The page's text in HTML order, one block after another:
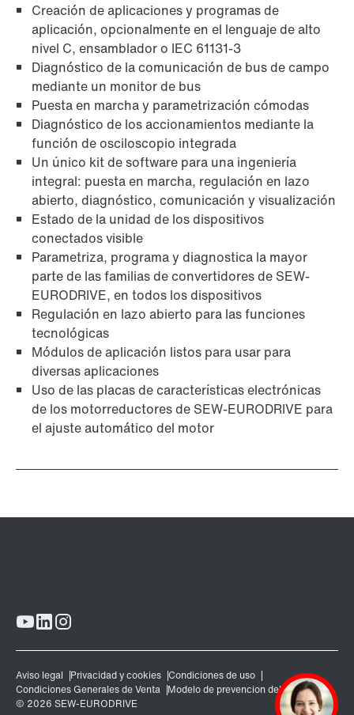
Creación de aplicaciones y programas de
aplicación, opcionalmente en el lenguaje de alto
nivel C, ensamblador o IEC 61131-3
Diagnóstico de la comunicación de bus de campo
mediante un monitor de bus
Puesta en marcha y parametrización cómodas
Diagnóstico de los accionamientos mediante la
función de osciloscopio integrada
Un único kit de software para una ingeniería
integral: puesta en marcha, regulación en lazo
abierto, diagnóstico, comunicación y visualización
Estado de la unidad de los dispositivos
conectados visible
Parametriza, programa y diagnostica la mayor
parte de las familias de convertidores de SEW-
EURODRIVE, en todos los dispositivos
Regulación en lazo abierto para las funciones
tecnológicas
Módulos de aplicación listos para usar para
diversas aplicaciones
Uso de las placas de características electrónicas
de los motorreductores de SEW-EURODRIVE para
el ajuste automático del motor